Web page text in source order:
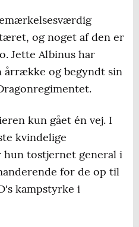
og noget af den er
Jette Albinus har
årrække og begyndt sin
kun gået én vej. I
kvindelige
hun tostjernet general i
for de op til
kampstyrke i